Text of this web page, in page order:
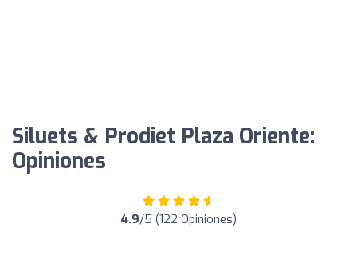
Siluets & Prodiet Plaza Oriente:
Opiniones
4.9/5 (122 Opiniones)